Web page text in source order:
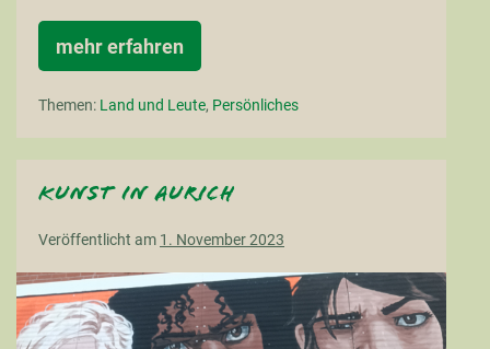
mehr erfahren
La
cuisine
malgache
Themen: Land und Leute, Persönliches
Kunst in Aurich
Veröffentlicht am 1. November 2023
Kunst
in